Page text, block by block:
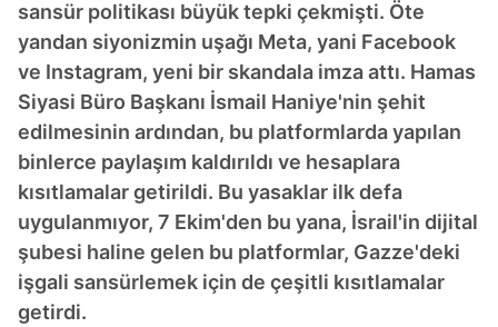
sansür politikası büyük tepki çekmişti. Öte
yandan siyonizmin uşağı Meta, yani Facebook
ve Instagram, yeni bir skandala imza attı. Hamas
Siyasi Büro Başkanı İsmail Haniye'nin şehit
edilmesinin ardından, bu platformlarda yapılan
binlerce paylaşım kaldırıldı ve hesaplara
kısıtlamalar getirildi. Bu yasaklar ilk defa
uygulanmıyor, 7 Ekim'den bu yana, İsrail'in dijital
şubesi haline gelen bu platformlar, Gazze'deki
işgali sansürlemek için de çeşitli kısıtlamalar
getirdi.